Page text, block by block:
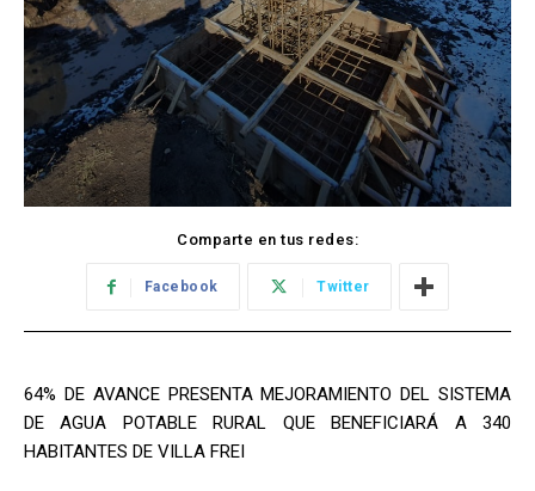
Comparte en tus redes:
Facebook Twitter
64% DE AVANCE PRESENTA MEJORAMIENTO DEL SISTEMA
DE AGUA POTABLE RURAL QUE BENEFICIARÁ A 340
HABITANTES DE VILLA FREI